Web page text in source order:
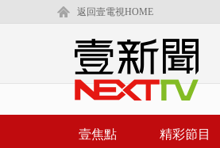
返回壹電視HOME
壹焦點 精彩節目